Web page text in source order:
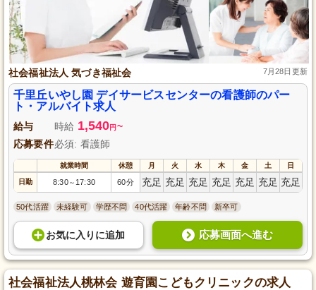
社会福祉法人 気づき福祉会 7月28日更新
千里丘いやし園 デイサービスセンターの看護師のパー
ト・アルバイト求人
給与 時給 1,540円 ~
応募要件必須: 看護師
就業時間 休憩 月 火 水 木 金 土 日
日勤 8:30～ 17:30 60分 充足 充足 充足 充足 充足 充足 充足
50代活躍 未経験可 学歴不問 40代活躍 年齢不問 新卒可
お気に入り に追加 応募画面へ進む
社会福祉法人桃林会 遊育園こどもクリニックの求人